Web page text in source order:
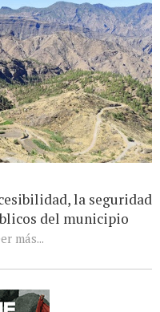
la seguridad
del municipio
más...